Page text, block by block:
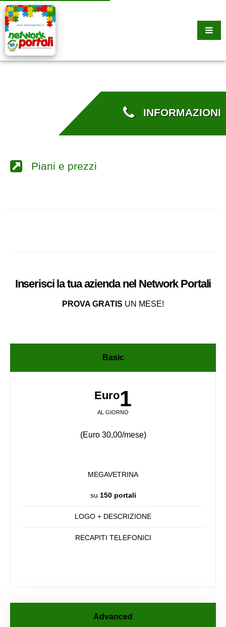
INFORMAZIONI
Piani e prezzi
Inserisci la tua azienda nel NetworkPortali
PROVA GRATIS UN MESE!
Basic
Euro1
AL GIORNO
(Euro 30,00/mese)
MEGAVETRINA
su 150 portali
LOGO + DESCRIZIONE
RECAPITI TELEFONICI
Advanced